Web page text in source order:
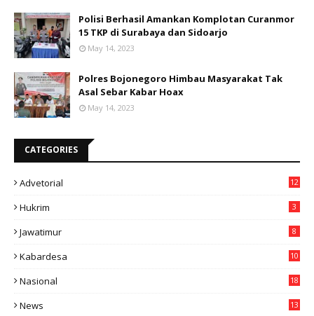
Polisi Berhasil Amankan Komplotan Curanmor
15 TKP di Surabaya dan Sidoarjo
May 14, 2023
Polres Bojonegoro Himbau Masyarakat Tak
Asal Sebar Kabar Hoax
May 14, 2023
CATEGORIES
Advetorial 12
Hukrim 3
Jawatimur 8
Kabardesa
10
Nasional
18
News
13